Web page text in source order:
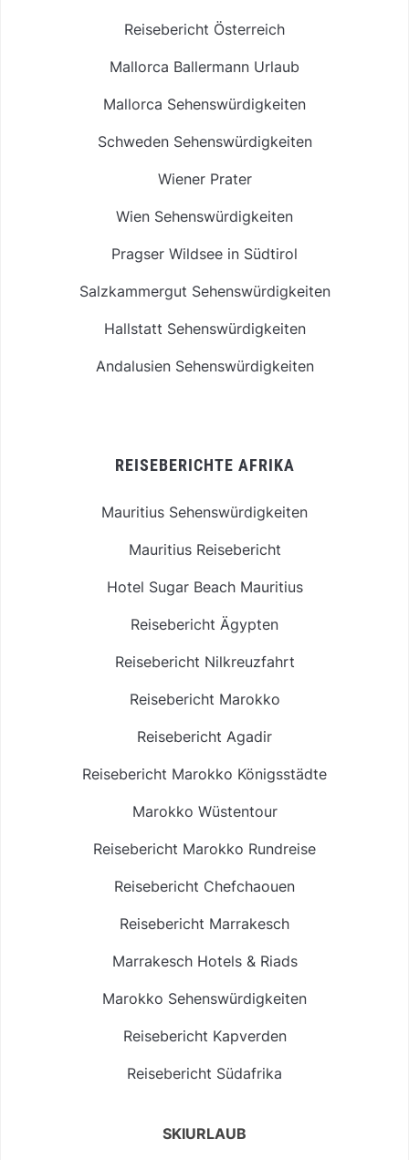
Reisebericht Österreich
Mallorca Ballermann Urlaub
Mallorca Sehenswürdigkeiten
Schweden Sehenswürdigkeiten
Wiener Prater
Wien Sehenswürdigkeiten
Pragser Wildsee in Südtirol
Salzkammergut Sehenswürdigkeiten
Hallstatt Sehenswürdigkeiten
Andalusien Sehenswürdigkeiten
REISEBERICHTE AFRIKA
Mauritius Sehenswürdigkeiten
Mauritius Reisebericht
Hotel Sugar Beach Mauritius
Reisebericht Ägypten
Reisebericht Nilkreuzfahrt
Reisebericht Marokko
Reisebericht Agadir
Reisebericht Marokko Königsstädte
Marokko Wüstentour
Reisebericht Marokko Rundreise
Reisebericht Chefchaouen
Reisebericht Marrakesch
Marrakesch Hotels & Riads
Marokko Sehenswürdigkeiten
Reisebericht Kapverden
Reisebericht Südafrika
SKIURLAUB